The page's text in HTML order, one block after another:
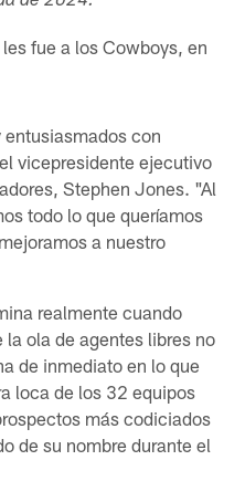
fue a los Cowboys, en
con
vicepresidente ejecutivo
Stephen Jones. "Al
todo lo que queríamos
a nuestro
realmente cuando
la ola de agentes libres no
de inmediato en lo que
loca de los 32 equipos
más codiciados
de su nombre durante el